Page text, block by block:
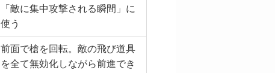
「敵に集中攻撃される瞬間」に
使う
前面で槍を回転。敵の飛び道具
を全て無効化しながら前進でき